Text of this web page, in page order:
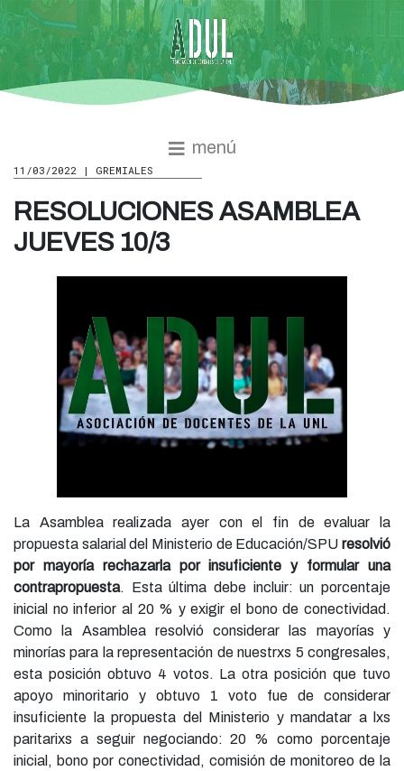
menú
11/03/2022 | GREMIALES
RESOLUCIONES ASAMBLEA
JUEVES 10/3
La Asamblea realizada ayer con el fin de evaluar la
propuesta salarial del Ministerio de Educación/SPU resolvió
por mayoría rechazarla por insuficiente y formular una
contrapropuesta. Esta última debe incluir: un porcentaje
inicial no inferior al 20 % y exigir el bono de conectividad.
Como la Asamblea resolvió considerar las mayorías y
minorías para la representación de nuestrxs 5 congresales,
esta posición obtuvo 4 votos. La otra posición que tuvo
apoyo minoritario y obtuvo 1 voto fue de considerar
insuficiente la propuesta del Ministerio y mandatar a lxs
paritarixs a seguir negociando: 20 % como porcentaje
inicial, bono por conectividad, comisión de monitoreo de la